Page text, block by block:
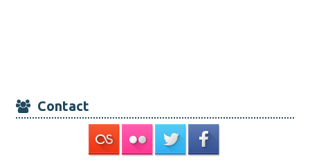
Contact